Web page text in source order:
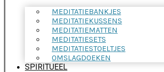
MEDITATIEBANKJES
MEDITATIEKUSSENS
MEDITATIEMATTEN
MEDITATIESETS
MEDITATIESTOELTJES
OMSLAGDOEKEN
SPIRITUEEL